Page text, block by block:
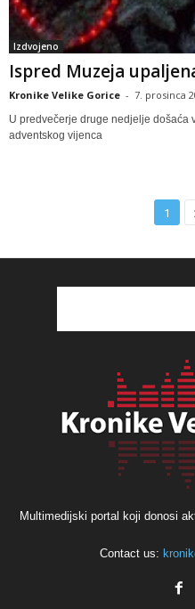
Izdvojeno
Ispred Muzeja
Kronike Velike Gorice - 7. prosinca
U predvečerje druge nedjelje došaća
adventskog vijenca
1
Multimedijski portal koji donosi
Contact us: